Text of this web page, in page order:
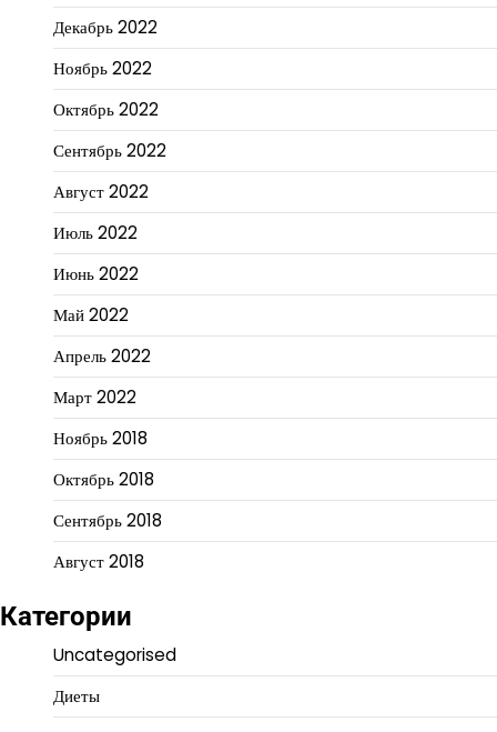
Декабрь 2022
Ноябрь 2022
Октябрь 2022
Сентябрь 2022
Август 2022
Июль 2022
Июнь 2022
Май 2022
Апрель 2022
Март 2022
Ноябрь 2018
Октябрь 2018
Сентябрь 2018
Август 2018
Категории
Uncategorised
Диеты